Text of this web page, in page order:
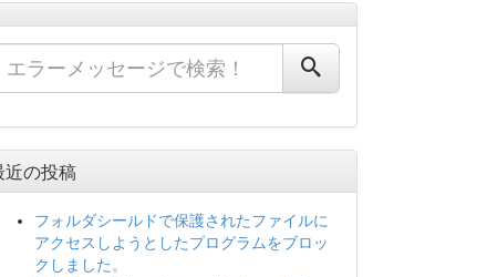
近の投稿
フォルダシールドで保護されたファイルに
アクセスしようとしたプログラムをブロッ
クしました。